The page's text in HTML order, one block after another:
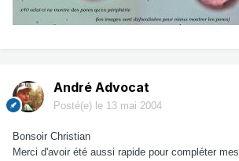
André Advocat
Posté(e) le 13 mai 2004
Bonsoir Christian
Merci d'avoir été aussi rapide pour compléter mes